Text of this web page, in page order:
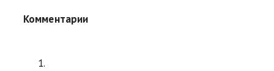
Комментарии